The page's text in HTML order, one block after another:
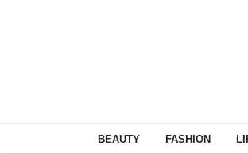
BEAUTY FASHION